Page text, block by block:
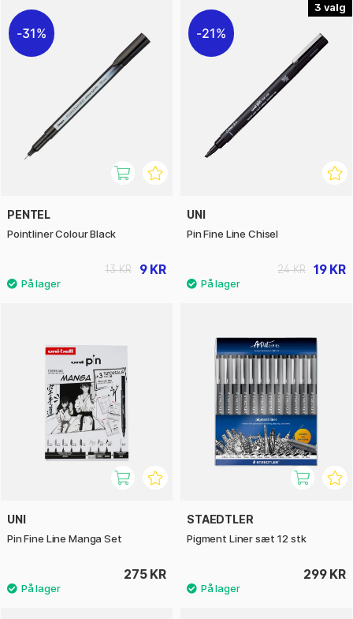
31%
PENTEL
Pointliner Colour Black
9 KR
13 KR
3
21%
UNI
Pin Fine Line Chisel
19 KR
24 KR
UNI
Pin Fine Line Manga Set
275 KR
STAEDTLER
Pigment Liner sæt 12 stk
299 KR